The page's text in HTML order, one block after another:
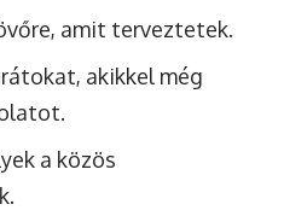
amit terveztetek.
akikkel még
a közös